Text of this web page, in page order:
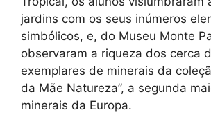
jardins com os seus inúmeros
simbólicos, e, do Museu Monte
observaram a riqueza dos cerca
exemplares de minerais da
da Mãe Natureza”, a segunda
minerais da Europa.